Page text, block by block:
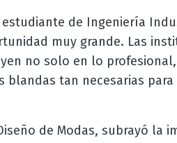
estudiante de Ingeniería
muy grande. Las
no solo en lo
tan necesarias
de Modas, subrayó la